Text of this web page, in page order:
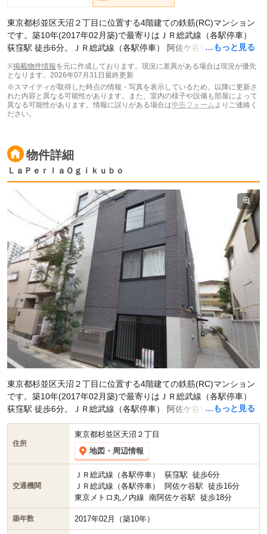
…もっと見る
東京都杉並区天沼２丁目に位置する4階建ての鉄筋(RC)マンション
です。築10年(2017年02月築)で最寄りはＪＲ総武線（各駅停車）
荻窪駅 徒歩6分。ＪＲ総武線（各駅停車） 阿佐ケ谷駅 徒歩16分で
す。
※掲載物件情報を元に作成しております。現況に差異がある場合は現況が優先
となります。 2026年07月31日最終更新
※スマイティが取得した時点の情報・写真を表示しているため、以降に更新さ
れた内容と異なる可能性があります。また、室内の様子や設備も部屋によって
異なる可能性があります。情報に誤りがある場合は申告フォーム よりご連絡く
ださい。
物件詳細
ＬａＰｅｒｌａＯｇｉｋｕｂｏ
…もっと見る
東京都杉並区天沼２丁目に位置する4階建ての鉄筋(RC)マンション
です。築10年(2017年02月築)で最寄りはＪＲ総武線（各駅停車）
荻窪駅 徒歩6分。ＪＲ総武線（各駅停車） 阿佐ケ谷駅 徒歩16分で
す。現在スマイティに賃貸募集中の部屋が6件(1R)掲載されていま
住所
東京都杉並区天沼２丁目
地図・周辺情報
交通機関
ＪＲ総武線（各駅停車） 荻窪駅 徒歩6分
ＪＲ総武線（各駅停車）
阿佐ケ谷駅 徒歩16分
東京メトロ丸ノ内線 南阿佐ケ谷駅 徒歩18分
築年数 2017年02月（築10年）